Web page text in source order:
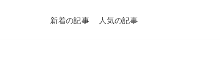
新着の記事 人気の記事